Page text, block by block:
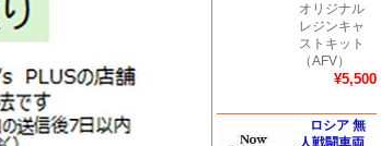
オリジナル
レジンキャ
ストキット
（AFV）
¥5,500
ロシア 無
人戦闘車両